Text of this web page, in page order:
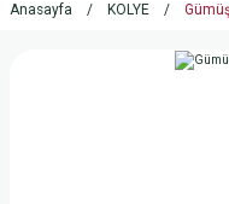
Anasayfa KOLYE